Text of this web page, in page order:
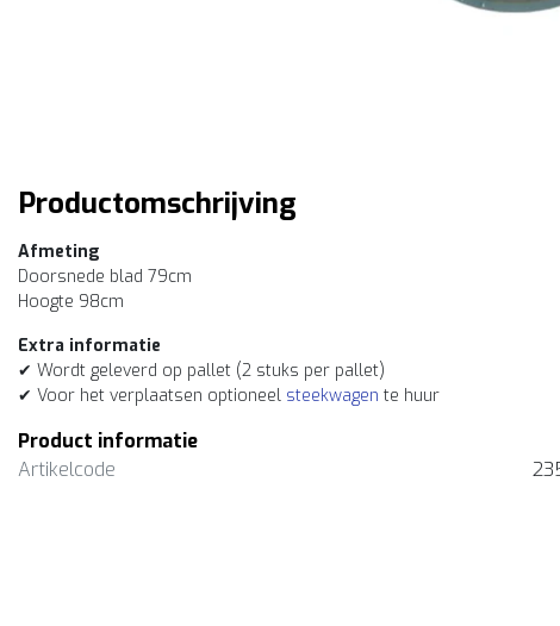
Productomschrijving
Afmeting
Doorsnede blad 79cm
Hoogte 98cm
Extra informatie
✔ Wordt geleverd op pallet (2 stuks per pallet)
✔ Voor het verplaatsen optioneel steekwagen te huur
Product informatie
Artikelcode